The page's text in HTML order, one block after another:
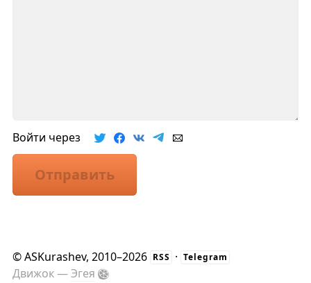
Войти через
Отправить
©ASKurashev, 2010–2026 RSS · Telegram
Движок —Эгея